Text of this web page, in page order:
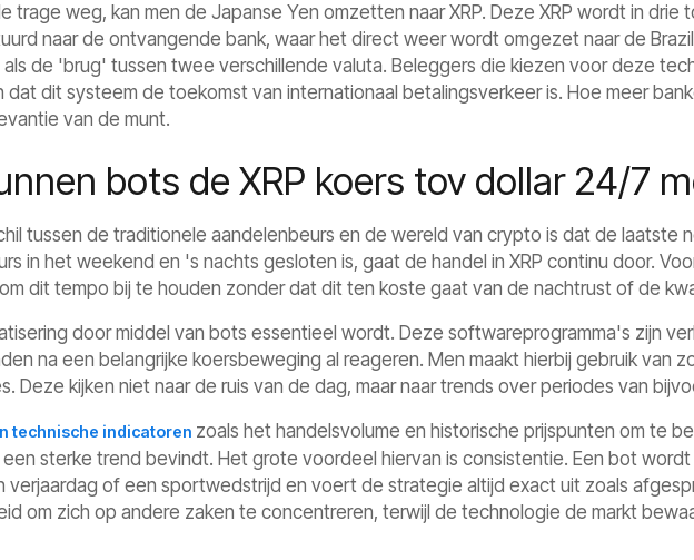
trage weg, kan men de Japanse Yen omzetten naar XRP. Deze XRP wordt in
naar de ontvangende bank, waar het direct weer wordt omgezet naar de
de 'brug' tussen twee verschillende valuta. Beleggers die kiezen voor deze
dat dit systeem de toekomst van internationaal betalingsverkeer is. Hoe meer
van de munt.
bots de XRP koers tov dollar 24/7
tussen de traditionele aandelenbeurs en de wereld van crypto is dat de laatste
in het weekend en 's nachts gesloten is, gaat de handel in XRP continu door.
dit tempo bij te houden zonder dat dit ten koste gaat van de nachtrust of de
door middel van bots essentieel wordt. Deze softwareprogramma's zijn
na een belangrijke koersbeweging al reageren. Men maakt hierbij gebruik van
Deze kijken niet naar de ruis van de dag, maar naar trends over periodes van
technische indicatoren zoals het handelsvolume en historische prijspunten om te
een sterke trend bevindt. Het grote voordeel hiervan is consistentie. Een bot
verjaardag of een sportwedstrijd en voert de strategie altijd exact uit zoals
om zich op andere zaken te concentreren, terwijl de technologie de markt